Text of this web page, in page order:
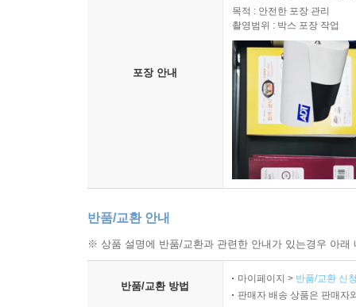
포장 안내
목적 : 안전한 포장 관리
촬영범위 : 박스 포장 작업
반품/교환 안내
※ 상품 설명에 반품/교환과 관련한 안내가 있는경우 아
반품/교환 방법
마이페이지 > 반품/교환 신
판매자 배송 상품은 판매자